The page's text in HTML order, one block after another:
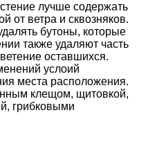
лучше содержать
от ветра и сквозняков.
бутоны, которые
также удаляют часть
оставшихся.
услоий
места расположения.
клещом, щитовкой,
грибковыми